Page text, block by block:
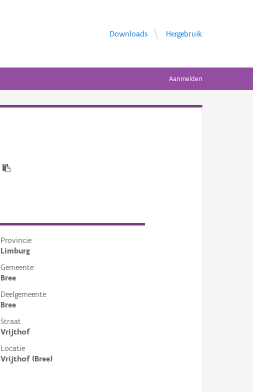
Downloads Hergebruik
Aanmelden
Provincie
Limburg
Gemeente
Bree
Deelgemeente
Bree
Straat
Vrijthof
Locatie
Vrijthof (Bree)